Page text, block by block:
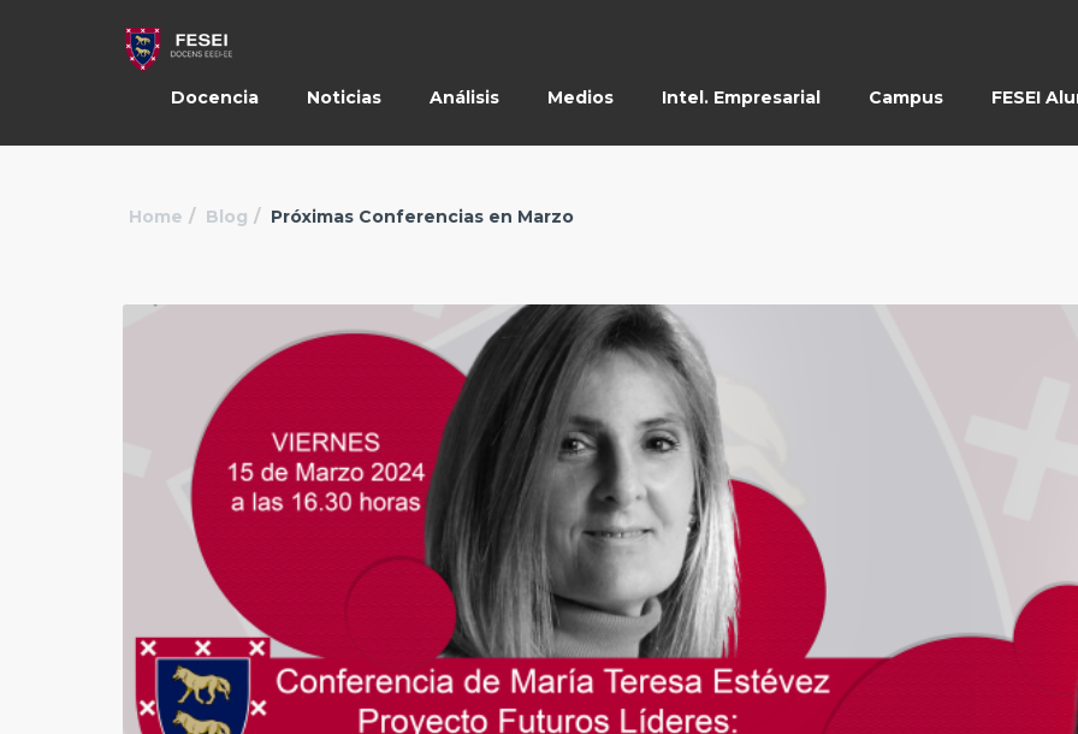
Docencia Noticias Análisis Medios Intel. Empresarial Campus FESEI
Home Blog Próximas Conferencias en Marzo